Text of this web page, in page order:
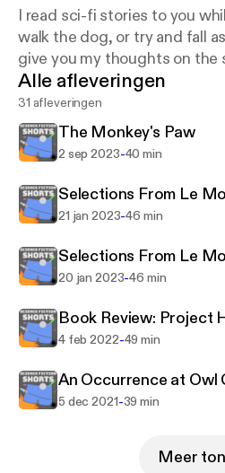
I read sci-fi stories to you
walk the dog, or try and fall
give you my thoughts on the
tweeting me your own
best friends and fly away in
sunset.
Alle afleveringen
31 afleveringen
The Monkey's Paw
2 sep 2023-40 min
Selections From Le
21 jan 2023-46 min
Selections From Le
20 jan 2023-46 min
Book Review: Project
4 feb 2022-49 min
An Occurrence at Owl
5 dec 2021-39 min
Meer